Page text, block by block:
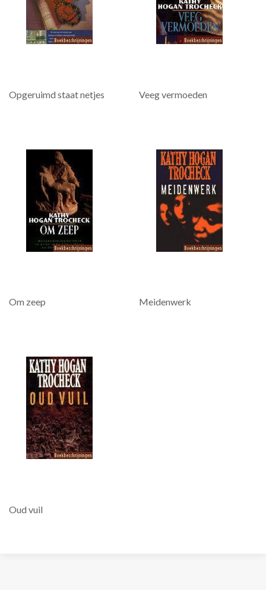
Opgeruimd staat netjes Veeg vermoeden
Om zeep Meidenwerk
Oud vuil